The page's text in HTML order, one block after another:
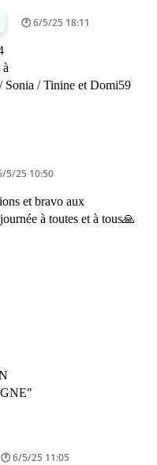
6/5/25 18:11
Sonia / Tinine et Domi59
5/25 10:50
et bravo aux
à toutes et à tous🙏
6/5/25 11:05